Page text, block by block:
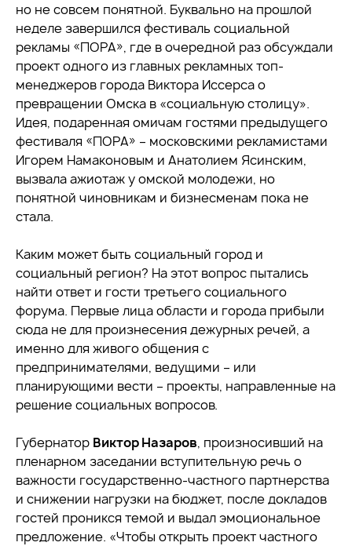
но не совсем понятной. Буквально на прошлой
неделе завершился фестиваль социальной
рекламы «ПОРА», где в очередной раз обсуждали
проект одного из главных рекламных топ-
менеджеров города Виктора Иссерса о
превращении Омска в «социальную столицу».
Идея, подаренная омичам гостями предыдущего
фестиваля «ПОРА» – московскими рекламистами
Игорем Намаконовым и Анатолием Ясинским,
вызвала ажиотаж у омской молодежи, но
понятной чиновникам и бизнесменам пока не
стала.
Каким может быть социальный город и
социальный регион? На этот вопрос пытались
найти ответ и гости третьего социального
форума. Первые лица области и города прибыли
сюда не для произнесения дежурных речей, а
именно для живого общения с
предпринимателями, ведущими – или
планирующими вести – проекты, направленные на
решение социальных вопросов.
Губернатор Виктор Назаров, произносивший на
пленарном заседании вступительную речь о
важности государственно-частного партнерства
и снижении нагрузки на бюджет, после докладов
гостей проникся темой и выдал эмоциональное
предложение. «Чтобы открыть проект частного